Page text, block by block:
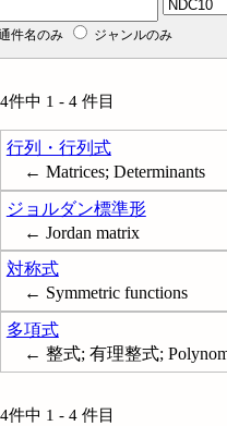
件名のみ ジャンルのみ
4件中 1 - 4 件目
行列・行列式
← Matrices; Determinants
ジョルダン標準形
← Jordan matrix
対称式
← Symmetric functions
多項式
← 整式; 有理整式;
4件中 1 - 4 件目